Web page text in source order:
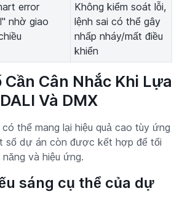
error
nhờ giao
Không kiểm soát lỗi,
lệnh sai có thể gây
nhấp nháy/mất điều
khiển
Cần Cân Nhắc Khi Lựa
Và DMX
thể mang lại hiệu quả cao tùy ứng
số dự án còn được kết hợp để tối
và hiệu ứng.
sáng cụ thể của dự